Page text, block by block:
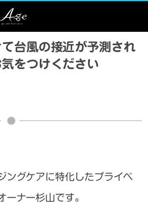
台風の接近が予測され
をつけください
ングケアに特化したプライベ
ーナー杉山です。